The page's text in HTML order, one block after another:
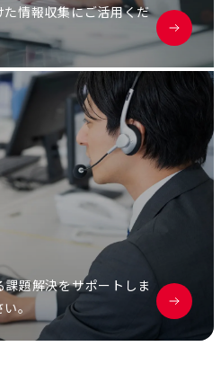
情報収集にご活用くだ
題解決をサポートしま
い。